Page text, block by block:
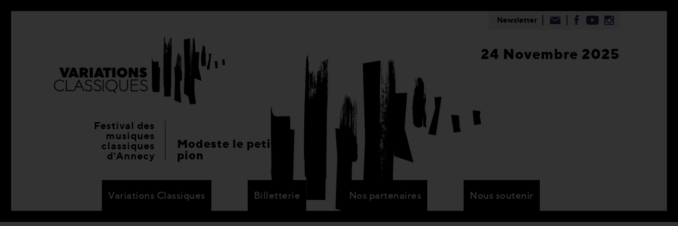
24 Novembre 2025
Festival des
musiques
classiques
d'Annecy
Modeste le petit
pion
Newsletter
Variations Classiques Billetterie Nos partenaires Nous soutenir